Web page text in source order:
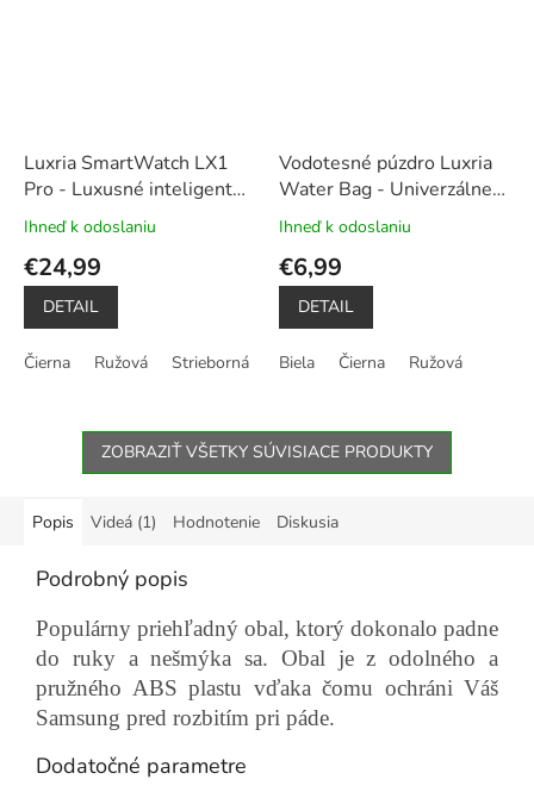
Luxria SmartWatch LX1
Pro - Luxusné inteligentné
hodinky
kovový a
silikónový remienok v
balení
Priemerné
hodnotenie
produktu
5
Ihneď k odoslaniu
€24,99
DETAIL
Čierna Ružová Strieborná
Vodotesné púzdro Luxria
Water Bag - Univerzálne
Priemerné
hodnotenie
produktu
5
Ihneď k odoslaniu
€6,99
DETAIL
Biela Čierna Ružová
ZOBRAZIŤ VŠETKY SÚVISIACE PRODUKTY
Popis Videá (1) Hodnotenie Diskusia
Podrobný popis
Populárny priehľadný obal, ktorý dokonalo padne
do ruky a nešmýka sa. Obal je z odolného a
pružného ABS plastu vďaka čomu ochráni Váš
Samsung pred rozbitím pri páde.
Dodatočné parametre